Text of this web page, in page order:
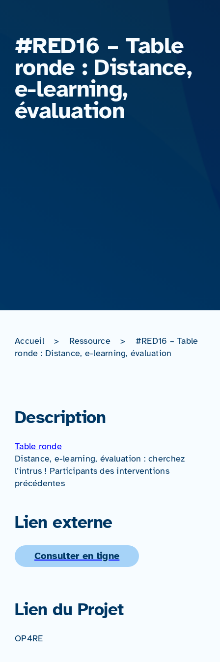
#RED16 – Table
ronde : Distance,
e-learning,
évaluation
Accueil > Ressource >
#RED16 – Table
ronde : Distance, e-learning, évaluation
Description
Table ronde
Distance, e-learning, évaluation : cherchez
l’intrus ! Participants des interventions
précédentes
Lien externe
Consulter en ligne
Lien du Projet
OP4RE